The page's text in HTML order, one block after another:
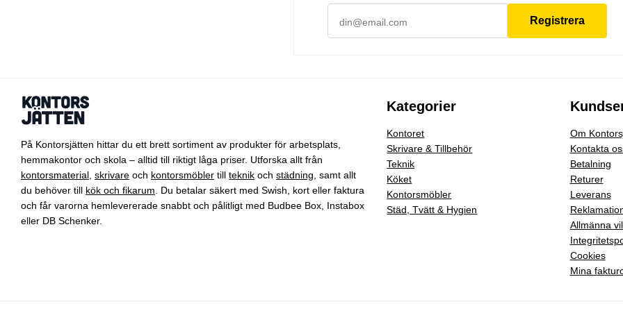
Registrera
På Kontorsjätten hittar du ett brett sortiment av produkter för arbetsplats,
hemmakontor och skola – alltid till riktigt låga priser. Utforska allt från
kontorsmaterial, skrivare och kontorsmöbler till teknik och städning, samt allt
du behöver till kök och fikarum. Du betalar säkert med Swish, kort eller faktura
och får varorna hemlevererade snabbt och pålitligt med Budbee Box, Instabox
eller DB Schenker.
Kategorier
Kontoret
Skrivare & Tillbehör
Teknik
Köket
Kontorsmöbler
Städ, Tvätt & Hygien
Om
Kontakta
Betalning
Returer
Leverans
Allmänna
Cookies
Mina